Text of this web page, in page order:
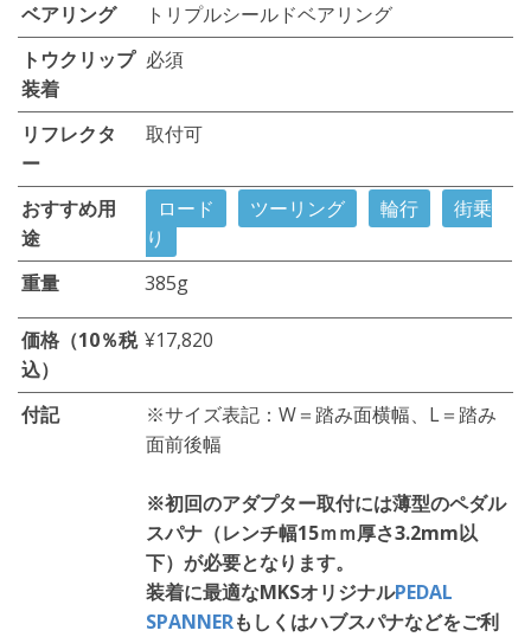
ベアリング
トリプルシールドベアリング
トウクリップ
装着
必須
リフレクタ
ー
取付可
おすすめ用
途
ロード ツーリング 輪行
街乗
り
重量
385g
価格（10％税
込）
¥17,820
付記
※サイズ表記：W＝踏み面横幅、L＝踏み
面前後幅
※初回のアダプター取付には薄型のペダル
スパナ（レンチ幅15ｍｍ厚さ3.2mm以
下）が必要となります。
装着に最適なMKSオリジナルPEDAL
SPANNERもしくはハブスパナなどをご利